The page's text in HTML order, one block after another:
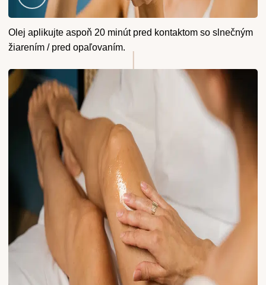
Krok
1
Olej aplikujte aspoň 20 minút pred kontaktom so slnečným
žiarením / pred opaľovaním.